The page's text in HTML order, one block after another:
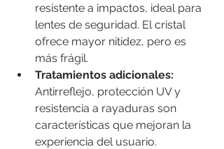
resistente a impactos, ideal para
lentes de seguridad. El cristal
ofrece mayor nitidez, pero es
más frágil.
Tratamientos adicionales:
Antirreflejo, protección UV y
resistencia a rayaduras son
características que mejoran la
experiencia del usuario.